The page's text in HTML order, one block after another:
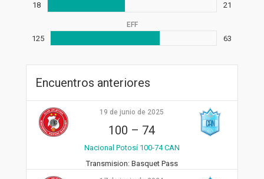
18 21
EFF
125 63
Encuentros anteriores
19 de junio de 2025
100 – 74
Nacional Potosí 100-74 CAN
Transmision:Basquet Pass